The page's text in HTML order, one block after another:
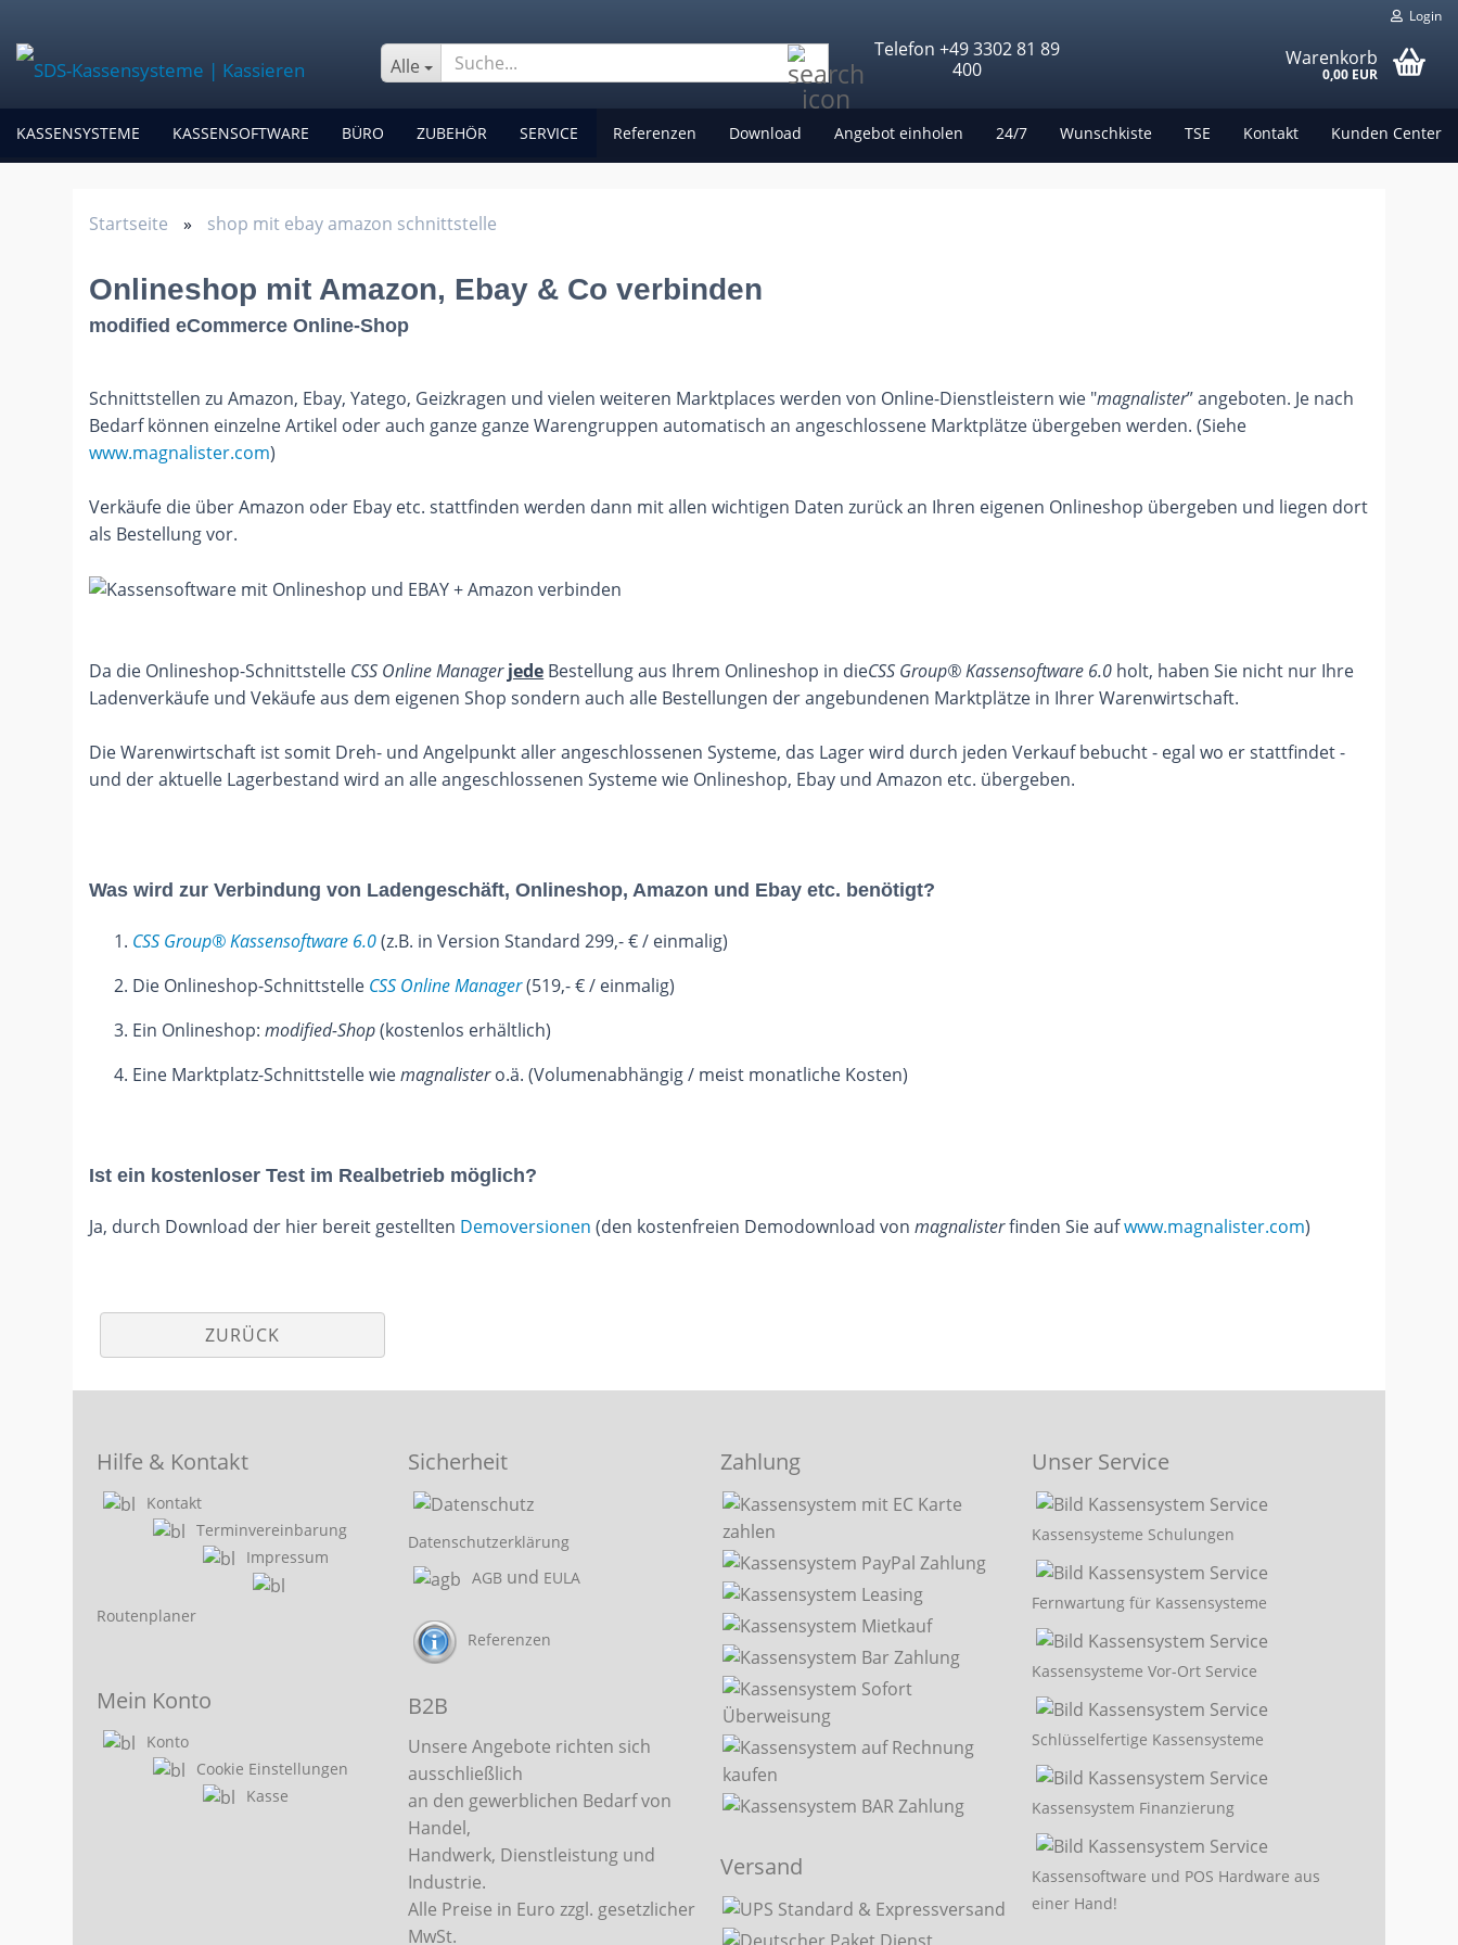
Login
Alle Suche...Telefon +49 3302 81 89
400
Warenkorb
0,00 EUR
KASSENSYSTEME KASSENSOFTWARE BÜRO ZUBEHÖR SERVICE Referenzen Download Angebot einholen 24/7 Wunschkiste TSE Kontakt Kunden Center
Startseite » shop mit ebay amazon schnittstelle
Onlineshop mit Amazon, Ebay & Co verbinden
modified eCommerce Online-Shop
Schnittstellen zu Amazon, Ebay, Yatego, Geizkragen und vielen weiteren Marktplaces werden von Online-Dienstleistern wie "magnalister” angeboten. Je nach
Bedarf können einzelne Artikel oder auch ganze ganze Warengruppen automatisch an angeschlossene Marktplätze übergeben werden. (Siehe
www.magnalister.com)
Verkäufe die über Amazon oder Ebay etc. stattfinden werden dann mit allen wichtigen Daten zurück an Ihren eigenen Onlineshop übergeben und liegen dort
als Bestellung vor.
Da die Onlineshop-Schnittstelle CSS Online Manager jede Bestellung aus Ihrem Onlineshop in dieCSS Group® Kassensoftware 6.0 holt, haben Sie nicht nur Ihre
Ladenverkäufe und Vekäufe aus dem eigenen Shop sondern auch alle Bestellungen der angebundenen Marktplätze in Ihrer Warenwirtschaft.
Die Warenwirtschaft ist somit Dreh- und Angelpunkt aller angeschlossenen Systeme, das Lager wird durch jeden Verkauf bebucht - egal wo er stattfindet -
und der aktuelle Lagerbestand wird an alle angeschlossenen Systeme wie Onlineshop, Ebay und Amazon etc. übergeben.
Was wird zur Verbindung von Ladengeschäft, Onlineshop, Amazon und Ebay etc. benötigt?
CSS Group® Kassensoftware 6.0(z.B. in Version Standard 299,- € / einmalig)
Die Onlineshop-Schnittstelle CSS Online Manager(519,- € / einmalig)
Ein Onlineshop:modified-Shop(kostenlos erhältlich)
Eine Marktplatz-Schnittstelle wiemagnalistero.ä. (Volumenabhängig / meist monatliche Kosten)
Ist ein kostenloser Test im Realbetrieb möglich?
Ja, durch Download der hier bereit gestellten Demoversionen (den kostenfreien Demodownload vonmagnalisterfinden Sie aufwww.magnalister.com)
ZURÜCK
Hilfe & Kontakt
Kontakt
Terminvereinbarung
Impressum
Routenplaner
Mein Konto
Konto
Cookie Einstellungen
Kasse
Sicherheit
Datenschutzerklärung
AGB und EULA
Referenzen
B2B
Unsere Angebote richten sich
ausschließlich
an den gewerblichen Bedarf von
Handel,
Handwerk, Dienstleistung und
Industrie.
Alle Preise in Euro zzgl. gesetzlicher
MwSt.
Zahlung
Versand
Unser Service
Kassensysteme Schulungen
Fernwartung für Kassensysteme
Kassensysteme Vor-Ort Service
Schlüsselfertige Kassensysteme
Kassensystem Finanzierung
Kassensoftware und POS Hardware aus
einer Hand!